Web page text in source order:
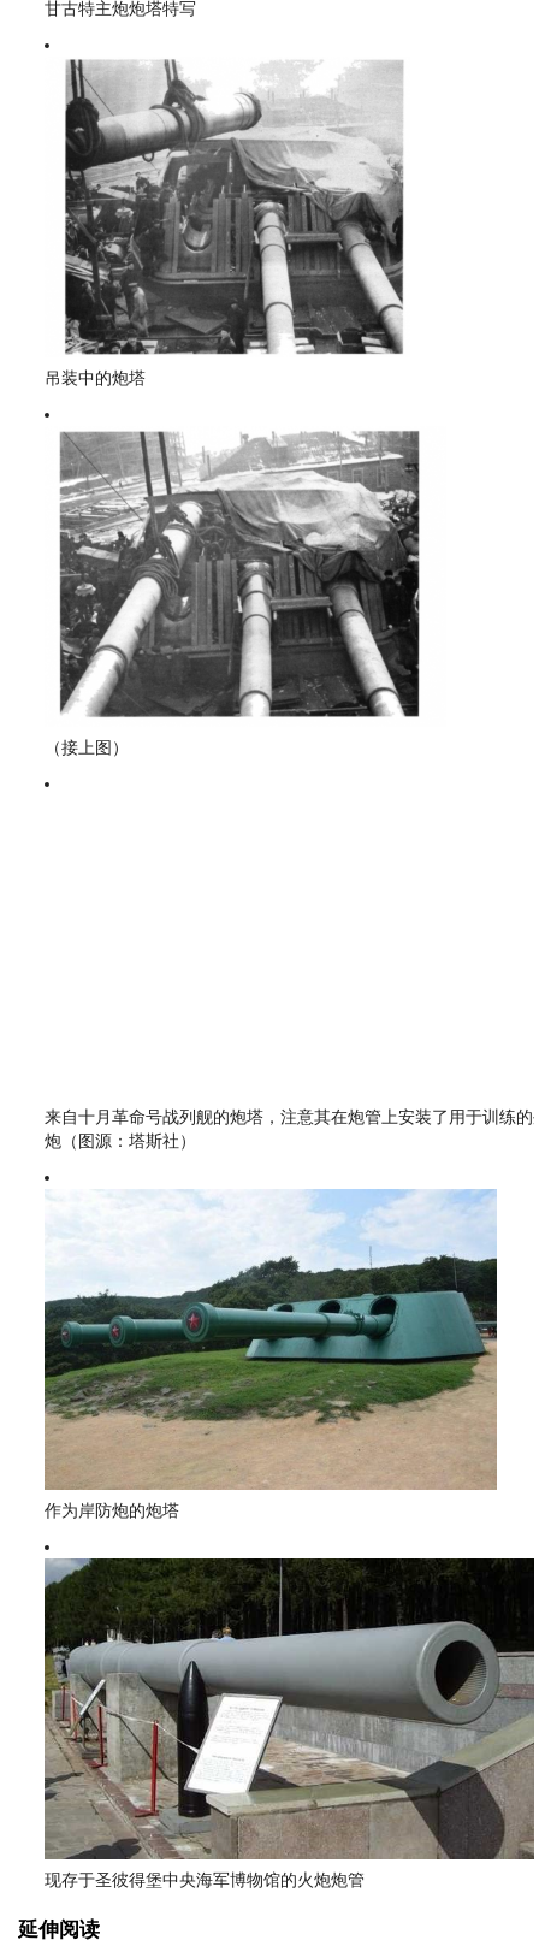
甘古特主炮炮塔特写
吊装中的炮塔
（接上图）
来自十月革命号战列舰的炮塔，注意其在炮管上安装了用于训练的
炮（图源：塔斯社）
作为岸防炮的炮塔
现存于圣彼得堡中央海军博物馆的火炮炮管
延伸阅读